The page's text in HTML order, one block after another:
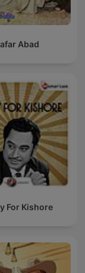
Abad
For Kishore